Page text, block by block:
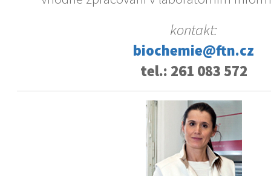
kontakt:
biochemie@ftn.cz
tel.: 261 083 572